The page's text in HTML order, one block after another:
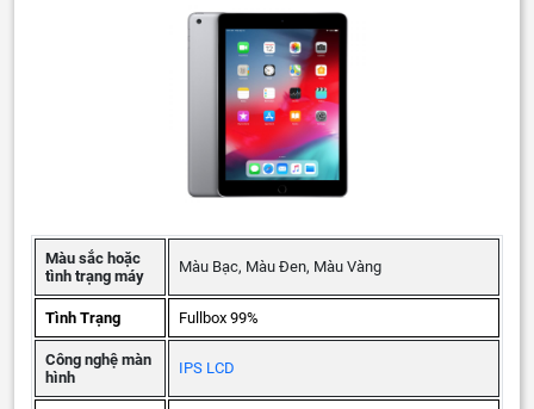
Màu sắc hoặc
tình trạng máy
Màu Bạc, Màu Đen, Màu Vàng
Tình Trạng Fullbox 99%
Công nghệ màn
hình
IPS LCD